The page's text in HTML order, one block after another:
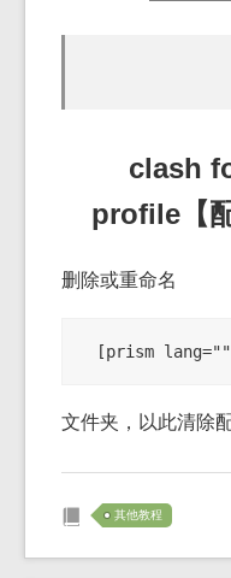
clash
profile【
删除或重命名
[prism
文件夹，以此清除
其他教程